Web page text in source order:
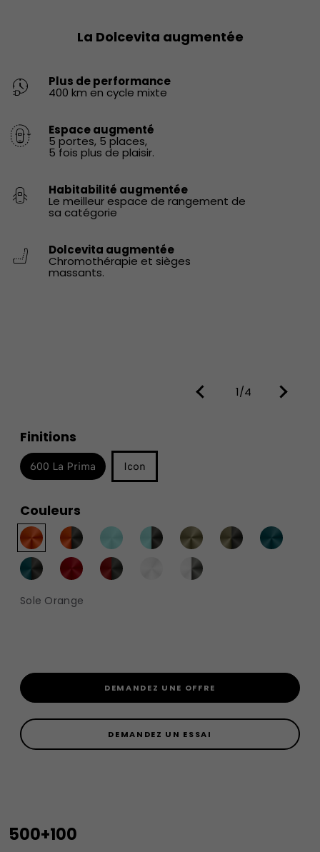
La Dolcevita augmentée
Plus de performance
400 km en cycle mixte
Espace augmenté
5 portes, 5 places,
5 fois plus de plaisir.
Habitabilité augmentée
Le meilleur espace de rangement de
sa catégorie
Dolcevita augmentée
Chromothérapie et sièges
massants.
1/4
Finitions
600 La Prima Icon
Couleurs
Sole Orange
DEMANDEZ UNE OFFRE
DEMANDEZ UN ESSAI
500+100